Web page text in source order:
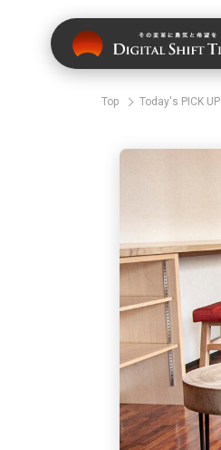
Top Today's PICK UP